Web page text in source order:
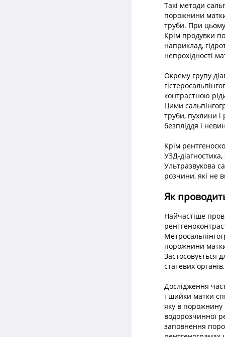
Такі методи
порожнини матки
труби. При цьому
Крім продувки
наприклад,
непрохідності
Окрему групу
контрастною
Цими
труби, пухлини і
безпліддя і
Крім
УЗД-
Ультразвукова
розчини, які не
Як
Найчастіше
порожнини
Застосовується
статевих
Дослідження
і шийки матки
яку в порожнину
водорозчинної
заповнення